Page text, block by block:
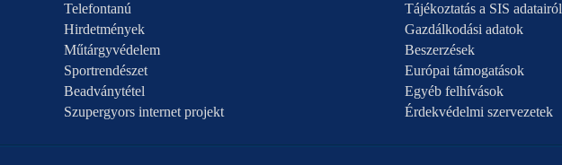
Telefontanú
Hirdetmények
Műtárgyvédelem
Sportrendészet
Beadványtétel
Szupergyors internet projekt
Tájékoztatás a SIS adatairól
Gazdálkodási adatok
Beszerzések
Európai támogatások
Egyéb felhívások
Érdekvédelmi szervezetek